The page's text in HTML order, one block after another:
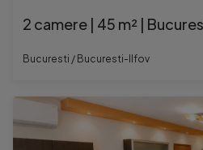
2 camere | 45 m² |
Bucuresti / Bucuresti-Ilfov